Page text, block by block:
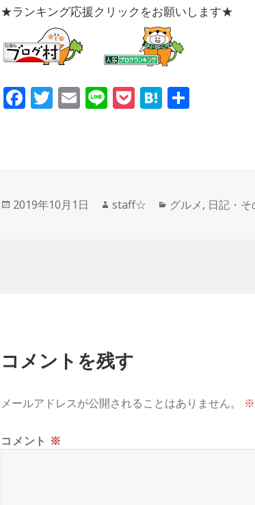
★ランキング応援クリックをお願いします★
F
b
T
r
E
Li P
et
H
a
投
2019年10月1日
作
staff☆
カ
グルメ, 日記・そ
コメントを残す
メールアドレスが公開されることはありません。 ※
コメント ※